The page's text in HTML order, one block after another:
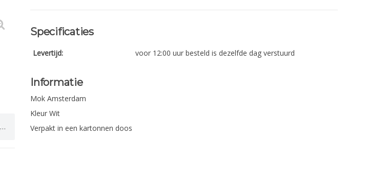
Specificaties
Levertijd: voor 12:00 uur besteld is dezelfde dag verstuurd
Informatie
Mok Amsterdam
Kleur Wit
Verpakt in een kartonnen doos